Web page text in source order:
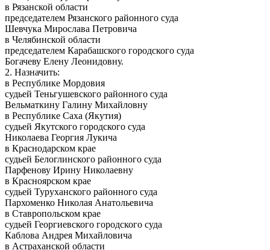
в Рязанской области
председателем Рязанского районного суда
Шевчука Мирослава Петровича
в Челябинской области
председателем Карабашского городского суда
Богачеву Елену Леонидовну.
2. Назначить:
в Республике Мордовия
судьей Теньгушевского районного суда
Вельматкину Галину Михайловну
в Республике Саха (Якутия)
судьей Якутского городского суда
Николаева Георгия Лукича
в Краснодарском крае
судьей Белоглинского районного суда
Парфенову Ирину Николаевну
в Красноярском крае
судьей Туруханского районного суда
Пархоменко Николая Анатольевича
в Ставропольском крае
судьей Георгиевского городского суда
Каблова Андрея Михайловича
в Астраханской области